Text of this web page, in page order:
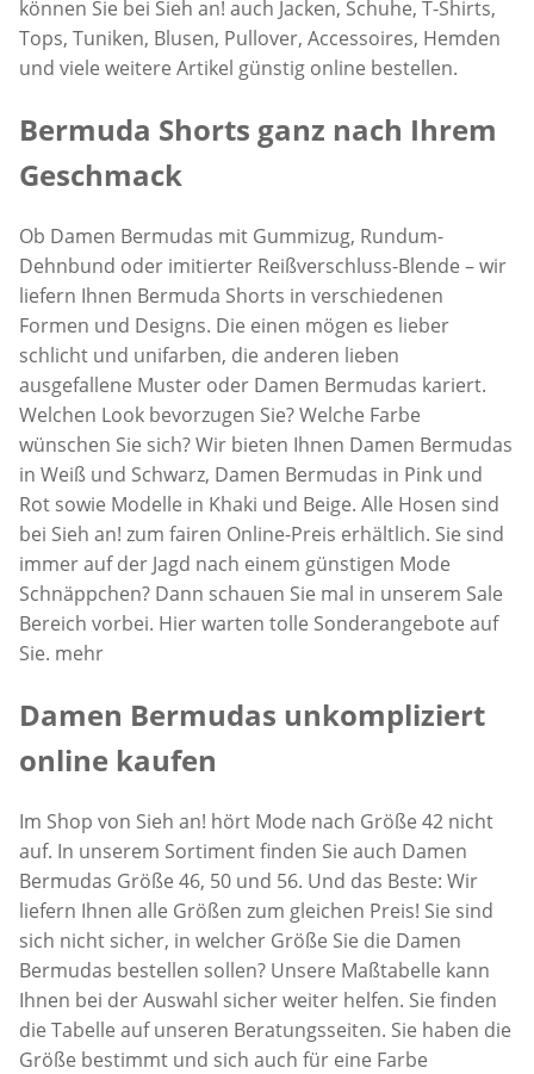
können Sie bei Sieh an! auch Jacken, Schuhe, T-Shirts,
Tops, Tuniken, Blusen, Pullover, Accessoires, Hemden
und viele weitere Artikel günstig online bestellen.
Bermuda Shorts ganz nach Ihrem
Geschmack
Ob Damen Bermudas mit Gummizug, Rundum-
Dehnbund oder imitierter Reißverschluss-Blende – wir
liefern Ihnen Bermuda Shorts in verschiedenen
Formen und Designs. Die einen mögen es lieber
schlicht und unifarben, die anderen lieben
ausgefallene Muster oder Damen Bermudas kariert.
Welchen Look bevorzugen Sie? Welche Farbe
wünschen Sie sich? Wir bieten Ihnen Damen Bermudas
in Weiß und Schwarz, Damen Bermudas in Pink und
Rot sowie Modelle in Khaki und Beige. Alle Hosen sind
bei Sieh an! zum fairen Online-Preis erhältlich. Sie sind
immer auf der Jagd nach einem günstigen Mode
Schnäppchen? Dann schauen Sie mal in unserem Sale
Bereich vorbei. Hier warten tolle Sonderangebote auf
Sie. mehr
Damen Bermudas unkompliziert
online kaufen
Im Shop von Sieh an! hört Mode nach Größe 42 nicht
auf. In unserem Sortiment finden Sie auch Damen
Bermudas Größe 46, 50 und 56. Und das Beste: Wir
liefern Ihnen alle Größen zum gleichen Preis! Sie sind
sich nicht sicher, in welcher Größe Sie die Damen
Bermudas bestellen sollen? Unsere Maßtabelle kann
Ihnen bei der Auswahl sicher weiter helfen. Sie finden
die Tabelle auf unseren Beratungsseiten. Sie haben die
Größe bestimmt und sich auch für eine Farbe